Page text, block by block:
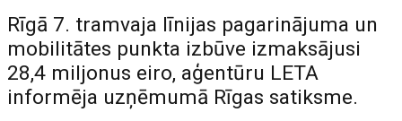
Rīgā 7. tramvaja līnijas pagarinājuma un
mobilitātes punkta izbūve izmaksājusi
28,4 miljonus eiro, aģentūru LETA
informēja uzņēmumā Rīgas satiksme.